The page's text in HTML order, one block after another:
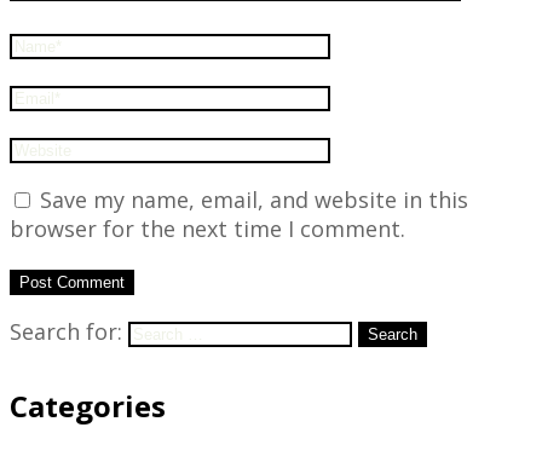
Save my name, email, and website in this
browser for the next time I comment.
Search for: Search
Categories